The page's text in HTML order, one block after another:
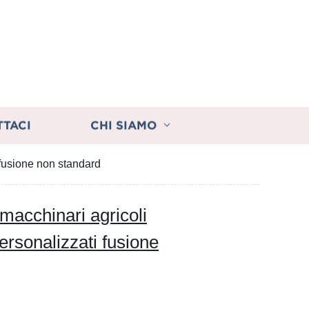
CHI SIAMO
non standard
agricoli
fusione